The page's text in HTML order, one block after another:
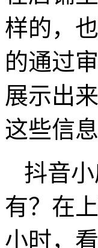
样的，
的通过
展示出
这些信息
抖音
有？在
小时，